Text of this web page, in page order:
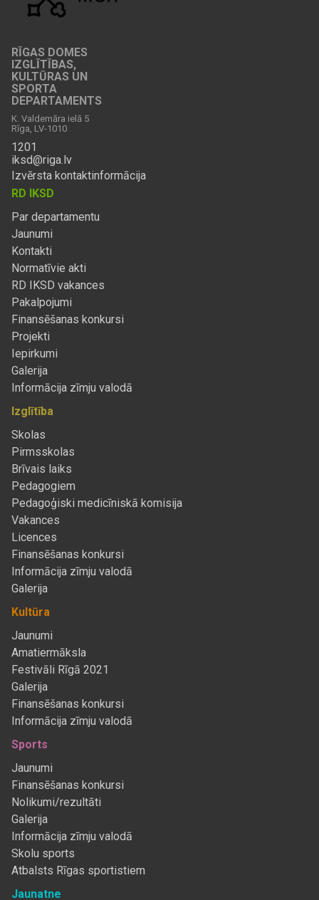
RĪGAS DOMES
IZGLĪTĪBAS,
KULTŪRAS UN
SPORTA
DEPARTAMENTS
K. Valdemāra ielā 5
Rīga, LV-1010
1201
iksd@riga.lv
Izvērsta kontaktinformācija
RD IKSD
Par departamentu
Jaunumi
Kontakti
Normatīvie akti
RD IKSD vakances
Pakalpojumi
Finansēšanas konkursi
Projekti
Iepirkumi
Galerija
Informācija zīmju valodā
Izglītība
Skolas
Pirmsskolas
Brīvais laiks
Pedagogiem
Pedagoģiski medicīniskā komisija
Vakances
Licences
Finansēšanas konkursi
Informācija zīmju valodā
Galerija
Kultūra
Jaunumi
Amatiermāksla
Festivāli Rīgā 2021
Galerija
Finansēšanas konkursi
Informācija zīmju valodā
Sports
Jaunumi
Finansēšanas konkursi
Nolikumi/rezultāti
Galerija
Informācija zīmju valodā
Skolu sports
Atbalsts Rīgas sportistiem
Jaunatne